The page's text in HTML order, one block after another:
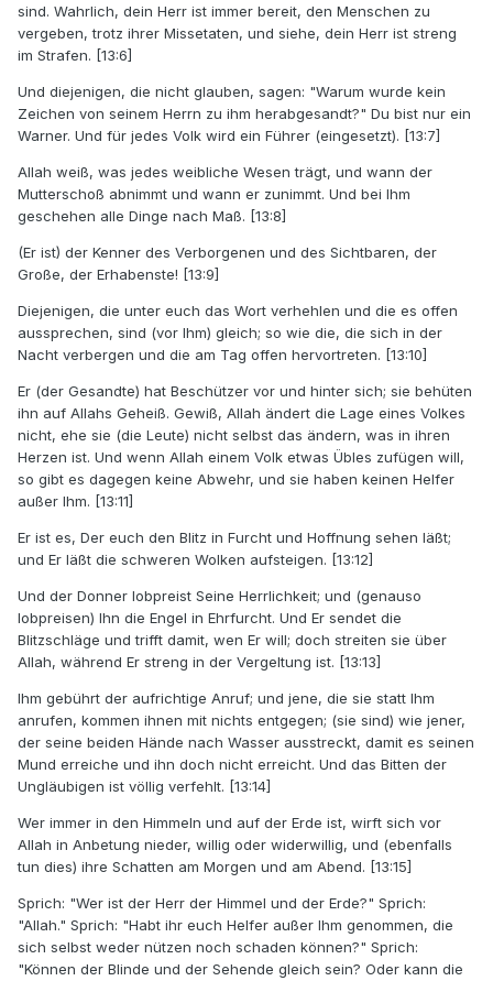
sind. Wahrlich, dein Herr ist immer bereit, den Menschen zu
vergeben, trotz ihrer Missetaten, und siehe, dein Herr ist streng
im Strafen. [13:6]
Und diejenigen, die nicht glauben, sagen: "Warum wurde kein
Zeichen von seinem Herrn zu ihm herabgesandt?" Du bist nur ein
Warner. Und für jedes Volk wird ein Führer (eingesetzt). [13:7]
Allah weiß, was jedes weibliche Wesen trägt, und wann der
Mutterschoß abnimmt und wann er zunimmt. Und bei Ihm
geschehen alle Dinge nach Maß. [13:8]
(Er ist) der Kenner des Verborgenen und des Sichtbaren, der
Große, der Erhabenste! [13:9]
Diejenigen, die unter euch das Wort verhehlen und die es offen
aussprechen, sind (vor Ihm) gleich; so wie die, die sich in der
Nacht verbergen und die am Tag offen hervortreten. [13:10]
Er (der Gesandte) hat Beschützer vor und hinter sich; sie behüten
ihn auf Allahs Geheiß. Gewiß, Allah ändert die Lage eines Volkes
nicht, ehe sie (die Leute) nicht selbst das ändern, was in ihren
Herzen ist. Und wenn Allah einem Volk etwas Übles zufügen will,
so gibt es dagegen keine Abwehr, und sie haben keinen Helfer
außer Ihm. [13:11]
Er ist es, Der euch den Blitz in Furcht und Hoffnung sehen läßt;
und Er läßt die schweren Wolken aufsteigen. [13:12]
Und der Donner lobpreist Seine Herrlichkeit; und (genauso
lobpreisen) Ihn die Engel in Ehrfurcht. Und Er sendet die
Blitzschläge und trifft damit, wen Er will; doch streiten sie über
Allah, während Er streng in der Vergeltung ist. [13:13]
Ihm gebührt der aufrichtige Anruf; und jene, die sie statt Ihm
anrufen, kommen ihnen mit nichts entgegen; (sie sind) wie jener,
der seine beiden Hände nach Wasser ausstreckt, damit es seinen
Mund erreiche und ihn doch nicht erreicht. Und das Bitten der
Ungläubigen ist völlig verfehlt. [13:14]
Wer immer in den Himmeln und auf der Erde ist, wirft sich vor
Allah in Anbetung nieder, willig oder widerwillig, und (ebenfalls
tun dies) ihre Schatten am Morgen und am Abend. [13:15]
Sprich: "Wer ist der Herr der Himmel und der Erde?" Sprich:
"Allah." Sprich: "Habt ihr euch Helfer außer Ihm genommen, die
sich selbst weder nützen noch schaden können?" Sprich:
"Können der Blinde und der Sehende gleich sein? Oder kann die